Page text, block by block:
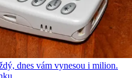
dnes vám vynesou i milion.